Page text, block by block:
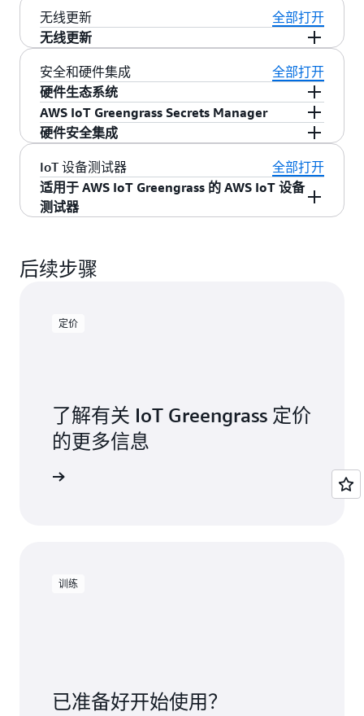
Storage Service (Amazon S3)、Amazon Kinesis、
AWS IoT Core 和 AWS IoT Analytics。
议、管理凭证或与外部 API 交互。您还可以创建
您自己的组件，或简单地将一台 AWS IoT
台设备。
AWS IoT Greengrass 是模块化的。您可以根据您
的物联网使用案例以及设备的 CPU 和内存资源，
择包括预构建的 AWS IoT Greengrass 组件，比如
只有当您需要用应用程序处理数据流时才包含流
管理器，或者只有当您想在设备上本地执行机器
设备上远程部署和管理设备软件。您可以分组来
组织设备，并一次将设备软件和配置部署到设备
子集或所有设备，然后进行管理。AWS IoT 事务
组让您可以对多个 AWS IoT Greengrass 设备进行
分组、查看部署历史记录以及启动或停止部署。
无线更新
全部打开
无线更新
Greengrass 设备上的 AWS IoT Greengrass Core 软
件。您可以使用 AWS IoT Greengrass 控制台、API
或命令行界面来更新设备上运行的 AWS IoT
Greengrass Core 或组件的版本，以便部署安全更
安全和硬件集成
全部打开
硬件生态系统
AWS 不断扩展行业领先 IoT 芯片供应商、设备制
造商和网关合作伙伴的选择范围，而这些合作伙
Greengrass。这些合作伙伴可以帮助您更快地将
构思转化为样品，然后转化为实际部署。要了解
有关支持 AWS IoT Greengrass 的设备的更多信
AWS IoT Greengrass Secrets Manager
AWS IoT Greengrass Secrets Manager 支持在边缘
包括凭证、密钥、终端节点和配置。集成 AWS
IoT Greengrass 组件后，如果 AWS IoT
Greengrass 组件需要密钥来对应用程序或服务进
Core。例如，您可以使用 AWS IoT Greengrass
硬件安全集成
钥存储在硬件安全元素上的选项。您可以使用
AWS IoT Greengrass Secrets Manager 在边缘存储
敏感设备信息，并使用私有密钥对机密信息进行
录。
IoT 设备测试器
全部打开
适用于 AWS IoT Greengrass 的 AWS IoT 设备
测试器
Greengrass
证您的设备是否满足运行 AWS IoT Greengrass 的
到端测试，以验证设备是否支持 AWS IoT
合作伙伴设备目录。
要了解更多信息并开始使用，请访问设备测试器
后续步骤
定价
了解有关 IoT Greengrass 定价
的更多信息
训练
已准备好开始使用？